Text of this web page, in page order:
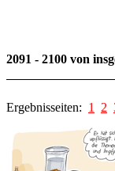
2091 - 2100 von
Ergebnisseiten: 1 2